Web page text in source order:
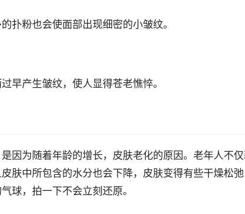
粉也会使面部出现细密的小皱纹。
产生皱纹，使人显得苍老憔悴。
因为随着年龄的增长，皮肤老化的原因。老年人不
肤中所包含的水分也会下降，皮肤变得有些干燥松弛
球，拍一下不会立刻还原。